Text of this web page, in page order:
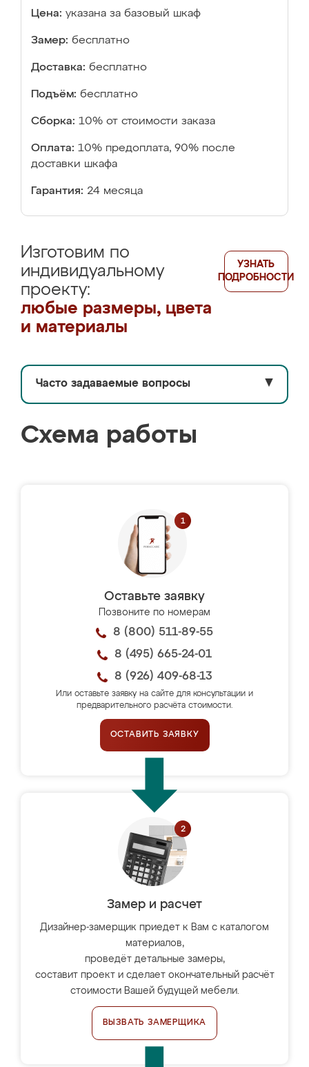
Цена: указана за базовый шкаф
Замер: бесплатно
Доставка: бесплатно
Подъём: бесплатно
Сборка: 10% от стоимости заказа
Оплата: 10% предоплата, 90% после
доставки шкафа
Гарантия: 24 месяца
Изготовим по
индивидуальному
проекту:
любые размеры, цвета
и материалы
УЗНАТЬ
ПОДРОБНОСТИ
Часто задаваемые вопросы ▼
Схема работы
Оставьте заявку
Позвоните по номерам
8 (800) 511-89-55
8 (495) 665-24-01
8 (926) 409-68-13
Или оставьте заявку на сайте для консультации и
предварительного расчёта стоимости.
ОСТАВИТЬ ЗАЯВКУ
Замер и расчет
Дизайнер-замерщик приедет к Вам с каталогом
материалов,
проведёт детальные замеры,
составит проект и сделает окончательный расчёт
стоимости Вашей будущей мебели.
ВЫЗВАТЬ ЗАМЕРЩИКА